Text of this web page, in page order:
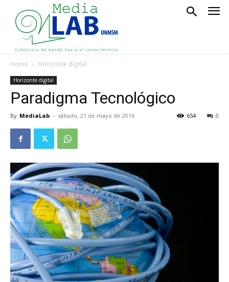
Home Horizonte digital
Horizonte digital
Paradigma Tecnológico
By MediaLab - sábado, 21 de mayo de 2016 0
654